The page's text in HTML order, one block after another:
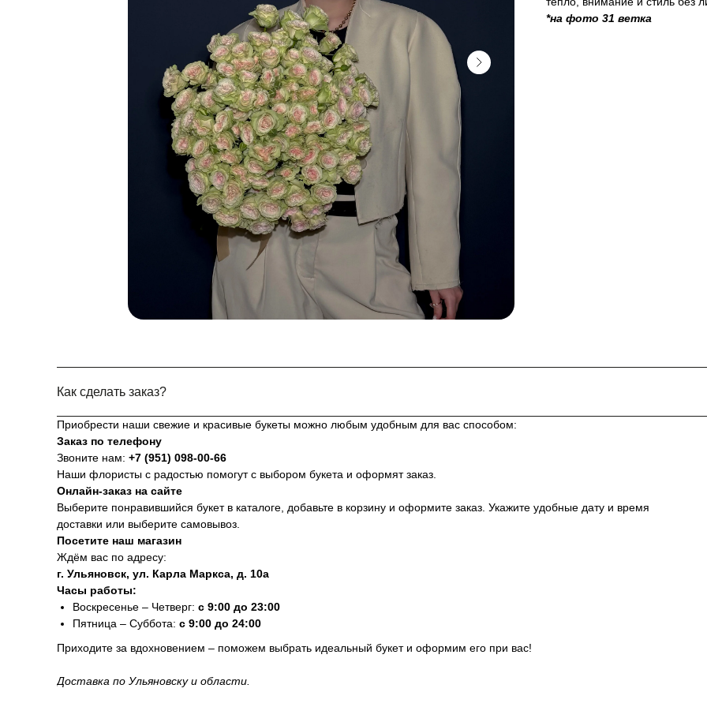
*на фото 31 ветка
Как сделать заказ?
Приобрести наши свежие и красивые букеты можно любым удобным для вас способом:
Заказ по телефону
Звоните нам: +7 (951) 098-00-66
Наши флористы с радостью помогут с выбором букета и оформят заказ.
Онлайн-заказ на сайте
Выберите понравившийся букет в каталоге, добавьте в корзину и оформите заказ. Укажите удобные дату и время
доставки или выберите самовывоз.
Посетите наш магазин
Ждём вас по адресу:
г. Ульяновск, ул. Карла Маркса, д. 10а
Часы работы:
Воскресенье – Четверг: с 9:00 до 23:00
Пятница – Суббота: с 9:00 до 24:00
Приходите за вдохновением – поможем выбрать идеальный букет и оформим его при вас!
Доставка по Ульяновску и области.